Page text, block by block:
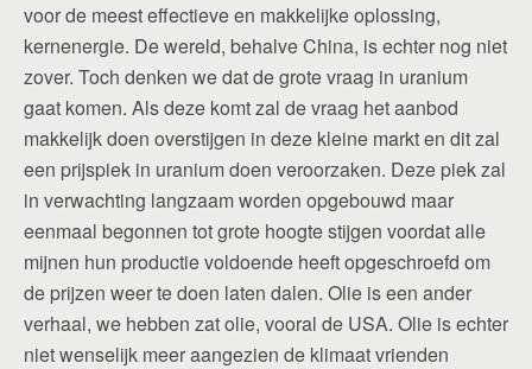
voor de meest effectieve en makkelijke oplossing,
kernenergie. De wereld, behalve China, is echter nog niet
zover. Toch denken we dat de grote vraag in uranium
gaat komen. Als deze komt zal de vraag het aanbod
makkelijk doen overstijgen in deze kleine markt en dit zal
een prijspiek in uranium doen veroorzaken. Deze piek zal
in verwachting langzaam worden opgebouwd maar
eenmaal begonnen tot grote hoogte stijgen voordat alle
mijnen hun productie voldoende heeft opgeschroefd om
de prijzen weer te doen laten dalen. Olie is een ander
verhaal, we hebben zat olie, vooral de USA. Olie is echter
niet wenselijk meer aangezien de klimaat vrienden